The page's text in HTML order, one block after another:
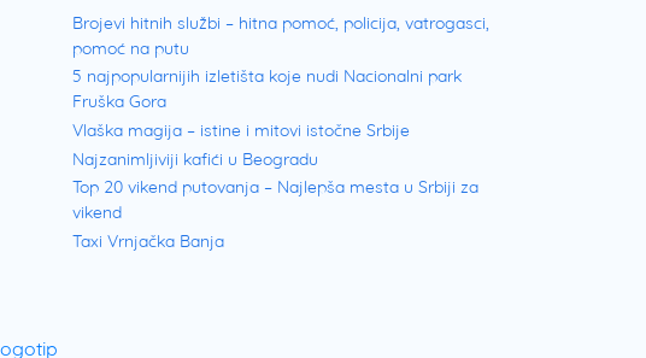
Brojevi hitnih službi – hitna pomoć, policija, vatrogasci,
pomoć na putu
5 najpopularnijih izletišta koje nudi Nacionalni park
Fruška Gora
Vlaška magija – istine i mitovi istočne Srbije
Najzanimljiviji kafići u Beogradu
Top 20 vikend putovanja – Najlepša mesta u Srbiji za
vikend
Taxi Vrnjačka Banja